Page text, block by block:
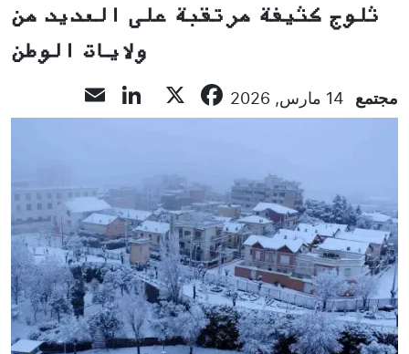
ثلوج كثيفة مرتقبة على العديد من
ولايات الوطن
مجتمع 14 مارس, 2026 Facebook
LinkedIn